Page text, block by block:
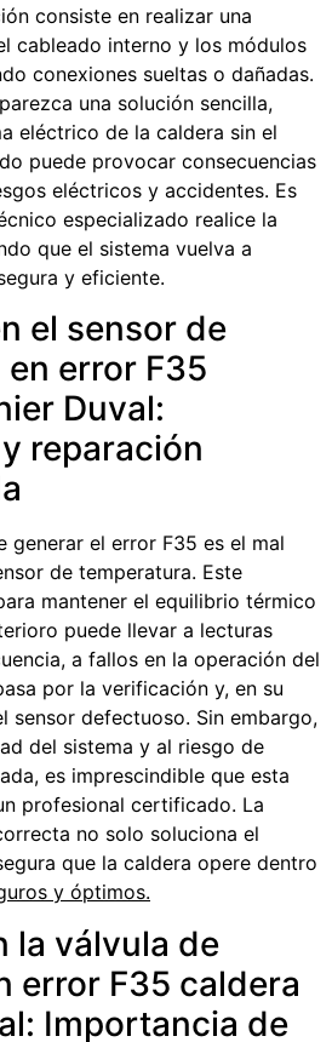
consiste en realizar una
cableado interno y los módulos
conexiones sueltas o dañadas.
una solución sencilla,
eléctrico de la caldera sin el
puede provocar consecuencias
eléctricos y accidentes. Es
especializado realice la
que el sistema vuelva a
y eficiente.
el sensor de
error F35
Duval:
reparación
generar el error F35 es el mal
de temperatura. Este
mantener el equilibrio térmico
puede llevar a lecturas
a fallos en la operación del
por la verificación y, en su
sensor defectuoso. Sin embargo,
del sistema y al riesgo de
es imprescindible que esta
profesional certificado. La
no solo soluciona el
que la caldera opere dentro
y óptimos.
la válvula de
error F35 caldera
Importancia de